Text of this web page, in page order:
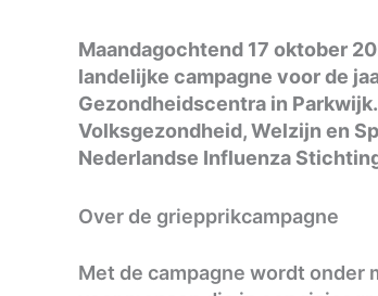
Maandagochtend 17 oktober
landelijke campagne voor de
Gezondheidscentra in
Volksgezondheid, Welzijn en
Nederlandse Influenza
Over de griepprikcampagne
Met de campagne wordt onder